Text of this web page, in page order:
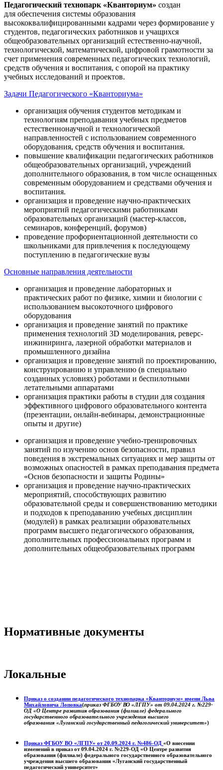
Педагогический технопарк «Кванториум» создан
для обеспечения системы образования
высококвалифицированными кадрами через формирование у
студентов, педагогических работников и учащихся
общеобразовательных организаций естественно-научной,
технологической, математической, цифровой грамотности за
счет применения современных педагогических технологий,
средств обучения и воспитания, с опорой на практику
учебных исследований и проектов.
Задачи Педагогического «Кванториума»
организация обучения студентов методикам и
технологиям преподавания учебных предметов
естественнонаучной и технологической
направленностей с использованием современного
оборудования, средств обучения и воспитания.
повышение квалификации педагогических работников
общеобразовательных организаций, учреждений
дополнительного образования, в том числе оснащенных
современным оборудованием и средствами обучения и
воспитания.
организация и проведение научно-практических
мероприятий педагогическими работниками
образовательных организаций (мастер-классов,
семинаров, конференций, форумов)
проведение профориентационной деятельности со
школьниками для привлечения к последующему
поступлению в педагогические вузы
Основные направления деятельности
организация и проведение лабораторных и
практических работ по физике, химии и биологии с
использованием высокоточного цифрового
оборудования
организация и проведение занятий по практике
применения технологий 3D моделирования, реверс-
инжиниринга, лазерной обработки материалов и
промышленного дизайна
организация и проведение занятий по проектированию,
конструированию и управлению (в специально
созданных условиях) роботами и беспилотными
летательными аппаратами
организация практики работы в студии для создания
эффективного цифрового образовательного контента
(презентации, онлайн-вебинары, демонстрационные
опыты и другие)
организация и проведение учебно-тренировочных
занятий по изучению основ безопасности, правил
поведения в экстремальных ситуациях и мер защиты от
возможных опасностей в рамках преподавания предмета
«Основ безопасности и защиты Родины»
организация и проведение научно-практических
мероприятий, способствующих развитию
образовательной среды и совершенствованию методики
и подходов к преподаванию учебных дисциплин
(модулей) в рамках реализации образовательных
программ высшего педагогического образования,
дополнительных профессиональных программ и
дополнительных общеобразовательных программ
Нормативные документы
Локальные
Приказ о создании педагогического технопарка «Кванториум» имени Льва
Михайловича Лоповка(приказ ФГБОУ ВО «ЛГПУ» от 09.04.2024 г. №229-
ОД «О Центре развития образования (филиале) федерального
государственного образовательного учреждения высшего
образования «Луганский государственный педагогический университет»)
Приказ ФГБОУ ВО «ЛГПУ» от 20.09.2024 г. №486-ОД «О внесении
изменений в приказ от 09.04.2024 г. №229-ОД «О Центре развития
образования (филиале) федерального государственного образовательного
учреждения высшего образования «Луганский государственный
педагогический университет»